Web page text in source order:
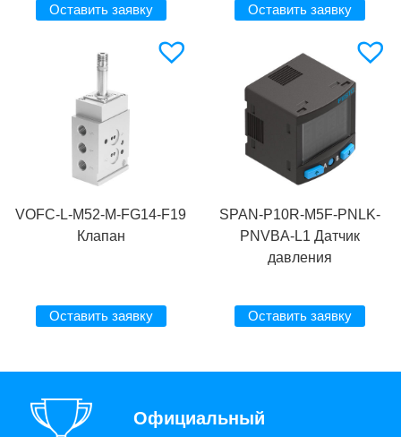
Оставить заявку Оставить заявку
VOFC-L-M52-M-FG14-F19
Клапан
Оставить заявку
SPAN-P10R-M5F-PNLK-
PNVBA-L1 Датчик
давления
Оставить заявку
Официальный